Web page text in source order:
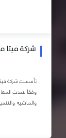
شركة فيتا
تأسست شركة
وفقاً لاحدث
والماشية